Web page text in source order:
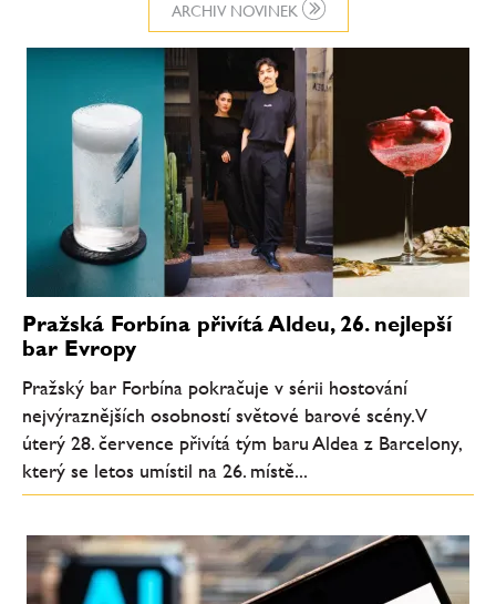
ARCHIV NOVINEK
Pražská Forbína přivítá Aldeu, 26. nejlepší
bar Evropy
Pražský bar Forbína pokračuje v sérii hostování
nejvýraznějších osobností světové barové scény. V
úterý 28. července přivítá tým baru Aldea z Barcelony,
který se letos umístil na 26. místě...